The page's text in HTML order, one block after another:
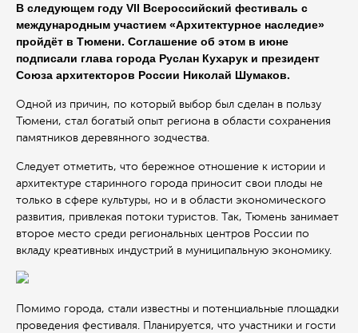
В следующем году Vll Всероссийский фестиваль с
международным участием «Архитектурное наследие»
пройдёт в Тюмени. Соглашение об этом в июне
подписали глава города Руслан Кухарук и президент
Союза архитекторов России Николай Шумаков.
Одной из причин, по который выбор был сделан в пользу
Тюмени, стал богатый опыт региона в области сохранения
памятников деревянного зодчества.
Следует отметить, что бережное отношение к истории и
архитектуре старинного города приносит свои плоды не
только в сфере культуры, но и в области экономического
развития, привлекая потоки туристов. Так, Тюмень занимает
второе место среди региональных центров России по
вкладу креативных индустрий в муниципальную экономику.
Помимо города, стали известны и потенциальные площадки
проведения фестиваля. Планируется, что участники и гости